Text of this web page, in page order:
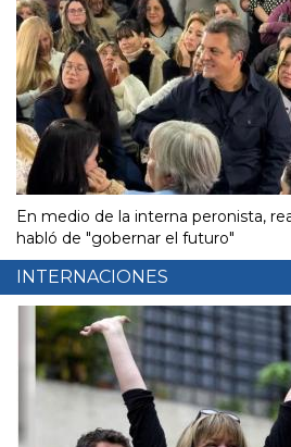
En medio de la interna peronista,
habló de "gobernar el futuro"
INTERNACIONES